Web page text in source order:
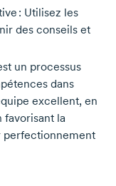
: Utilisez les
des conseils et
un processus
dans
excellent, en
favorisant la
perfectionnement